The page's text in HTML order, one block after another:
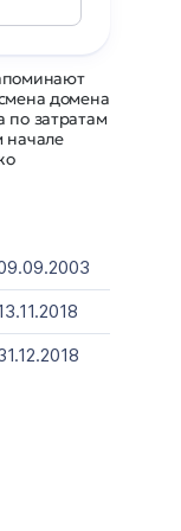
домена
по затратам
начале